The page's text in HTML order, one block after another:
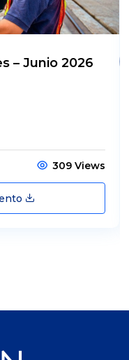
– Junio 2026
309 Views